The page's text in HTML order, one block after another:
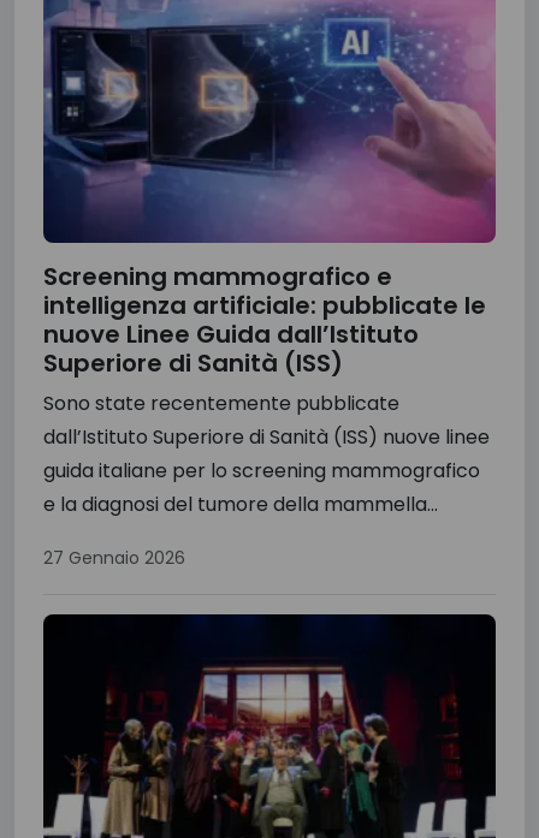
Screening mammografico e
intelligenza artificiale: pubblicate le
nuove Linee Guida dall’Istituto
Superiore di Sanità (ISS)
Sono state recentemente pubblicate
dall’Istituto Superiore di Sanità (ISS) nuove linee
guida italiane per lo screening mammografico
e la diagnosi del tumore della mammella...
27 Gennaio 2026